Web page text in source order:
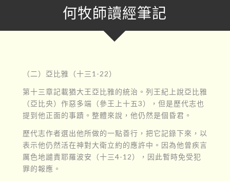
何牧師讀經筆記
（二）亞比雅（十三1-22）
第十三章記載猶大王亞比雅的統治。列王紀上說亞比雅
（亞比央）作惡多端（參王上十五3），但是歷代志也
提到他正面的事蹟。整體來說，他仍然是個昏君。
歷代志作者選出他所做的一點善行，把它記錄下來，以
表示他仍然活在神對大衛立約的應許中。因為他曾疾言
厲色地譴責耶羅波安（十三4-12），因此暫時免受犯
罪的報應。